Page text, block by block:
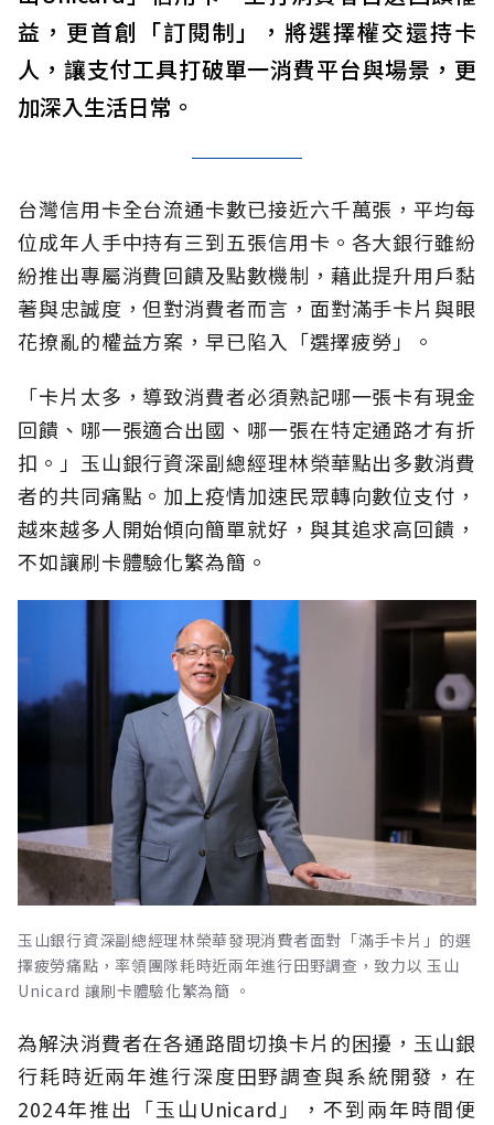
益，更首創「訂閱制」，將選擇權交還持卡
人，讓支付工具打破單一消費平台與場景，更
加深入生活日常。
台灣信用卡全台流通卡數已接近六千萬張，平均每
位成年人手中持有三到五張信用卡。各大銀行雖紛
紛推出專屬消費回饋及點數機制，藉此提升用戶黏
著與忠誠度，但對消費者而言，面對滿手卡片與眼
花撩亂的權益方案，早已陷入「選擇疲勞」。
「卡片太多，導致消費者必須熟記哪一張卡有現金
回饋、哪一張適合出國、哪一張在特定通路才有折
扣。」玉山銀行資深副總經理林榮華點出多數消費
者的共同痛點。加上疫情加速民眾轉向數位支付，
越來越多人開始傾向簡單就好，與其追求高回饋，
不如讓刷卡體驗化繁為簡。
玉山銀行資深副總經理林榮華發現消費者面對「滿手卡片」的選
擇疲勞痛點，率領團隊耗時近兩年進行田野調查，致力以 玉山
Unicard 讓刷卡體驗化繁為簡 。
為解決消費者在各通路間切換卡片的困擾，玉山銀
行耗時近兩年進行深度田野調查與系統開發，在
2024年推出「玉山Unicard」，不到兩年時間便